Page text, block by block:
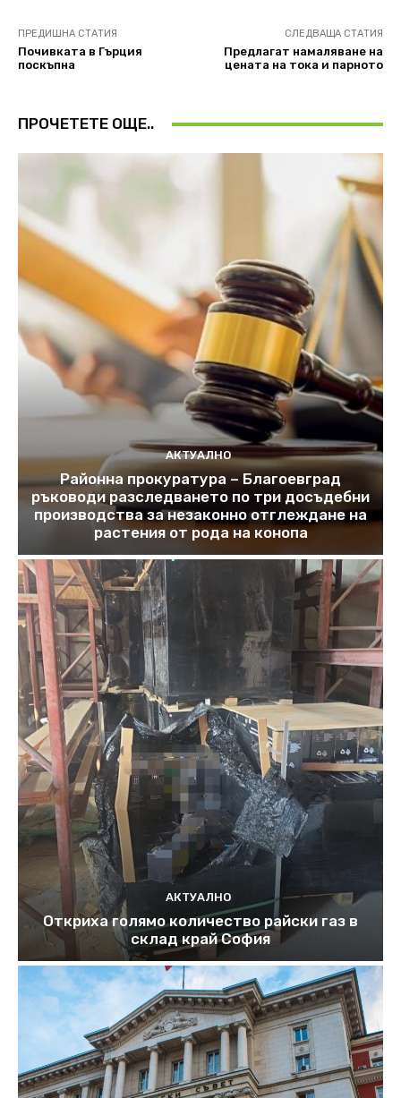
ПРЕДИШНА СТАТИЯ
Почивката в Гърция
поскъпна
СЛЕДВАЩА СТАТИЯ
Предлагат намаляване на
цената на тока и парното
ПРОЧЕТЕТЕ ОЩЕ..
АКТУАЛНО
Районна прокуратура – Благоевград
ръководи разследването по три досъдебни
производства за незаконно отглеждане на
растения от рода на конопа
АКТУАЛНО
Откриха голямо количество райски газ в
склад край София